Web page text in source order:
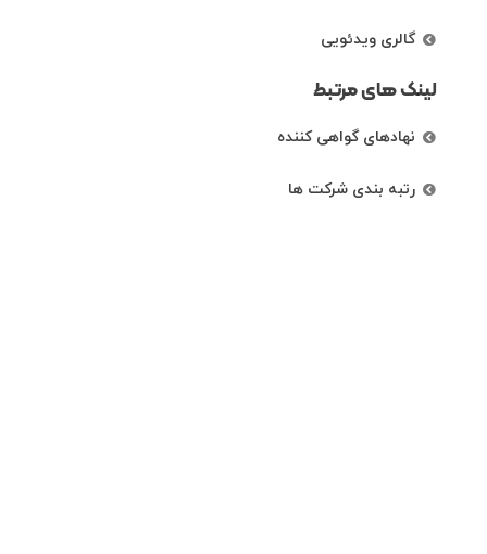
گالری ویدئویی
لینک های مرتبط
نهادهای گواهی کننده
رتبه بندی شرکت ها